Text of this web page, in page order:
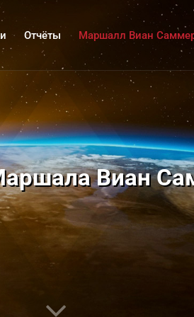
Отчёты Маршалл Виан
Виан